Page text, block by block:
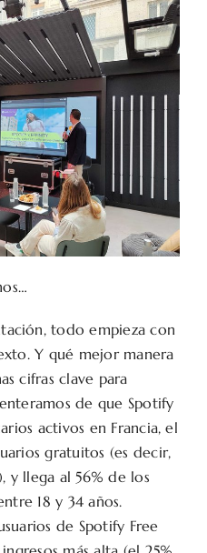
todo empieza con
Y qué mejor manera
cifras clave para
de que Spotify
activos en Francia, el
gratuitos (es decir,
y llega al 56% de los
18 y 34 años.
de Spotify Free